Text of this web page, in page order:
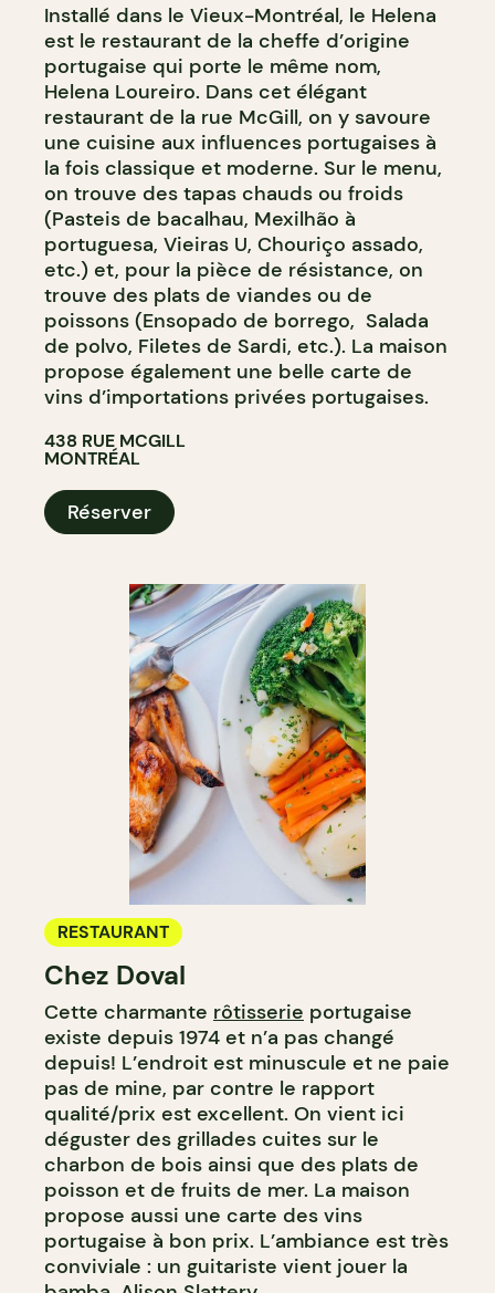
Installé dans le Vieux-Montréal, le Helena
est le restaurant de la cheffe d’origine
portugaise qui porte le même nom,
Helena Loureiro. Dans cet élégant
restaurant de la rue McGill, on y savoure
une cuisine aux influences portugaises à
la fois classique et moderne. Sur le menu,
on trouve des tapas chauds ou froids
(Pasteis de bacalhau, Mexilhão à
portuguesa, Vieiras U, Chouriço assado,
etc.) et, pour la pièce de résistance, on
trouve des plats de viandes ou de
poissons (Ensopado de borrego, Salada
de polvo, Filetes de Sardi, etc.). La maison
propose également une belle carte de
vins d’importations privées portugaises.
438 RUE MCGILL
MONTRÉAL
Réserver
RESTAURANT
Chez Doval
Cette charmante rôtisserie portugaise
existe depuis 1974 et n’a pas changé
depuis! L’endroit est minuscule et ne paie
pas de mine, par contre le rapport
qualité/prix est excellent. On vient ici
déguster des grillades cuites sur le
charbon de bois ainsi que des plats de
poisson et de fruits de mer. La maison
propose aussi une carte des vins
portugaise à bon prix. L’ambiance est très
conviviale : un guitariste vient jouer la